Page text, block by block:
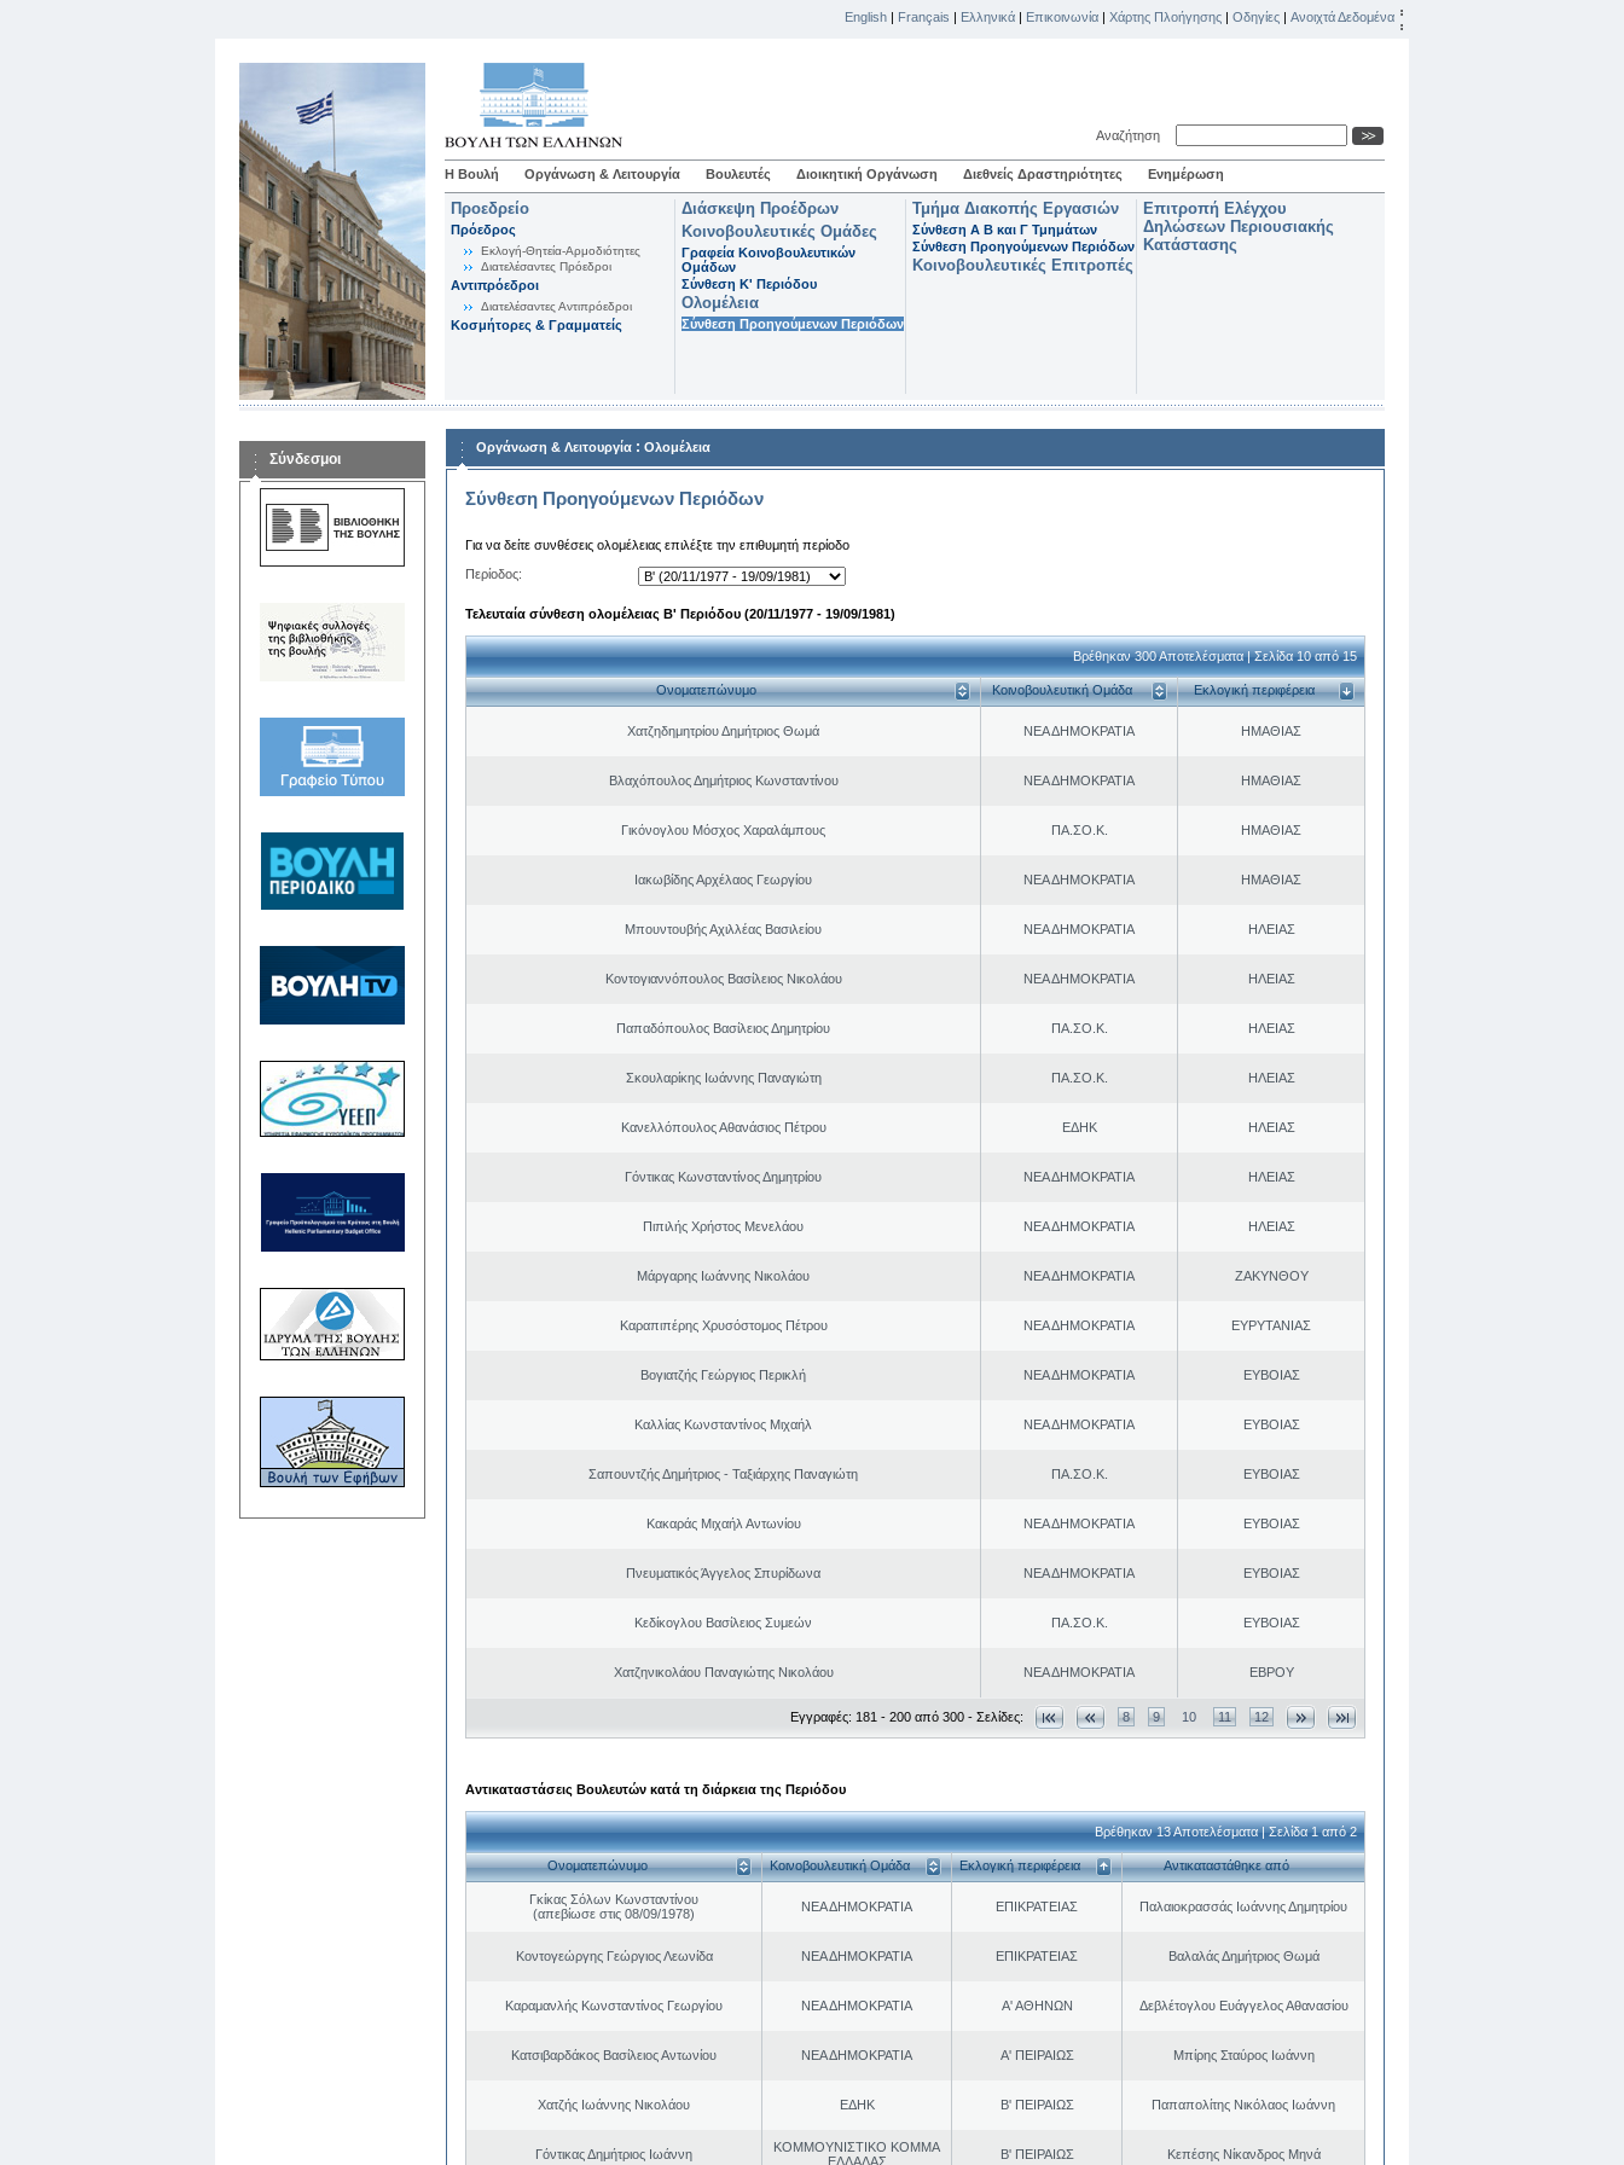
English | Français | Ελληνικά | Επικοινωνία | Χάρτης Πλοήγησης | Οδηγίες | Ανοιχτά Δεδομένα
Αναζήτηση
Η Βουλή Οργάνωση & Λειτουργία Βουλευτές Διοικητική Οργάνωση Διεθνείς Δραστηριότητες Ενημέρωση
Προεδρείο
Πρόεδρος
Εκλογή-Θητεία-Αρμοδιότητες
Διατελέσαντες Πρόεδροι
Αντιπρόεδροι
Διατελέσαντες Αντιπρόεδροι
Κοσμήτορες & Γραμματείς
Διάσκεψη Προέδρων
Κοινοβουλευτικές Ομάδες
Γραφεία Κοινοβουλευτικών
Ομάδων
Σύνθεση K' Περιόδου
Ολομέλεια
Σύνθεση Προηγούμενων Περιόδων
Τμήμα Διακοπής Εργασιών
Σύνθεση Α Β και Γ Τμημάτων
Σύνθεση Προηγούμενων Περιόδων
Κοινοβουλευτικές Επιτροπές
Επιτροπή Ελέγχου
Δηλώσεων Περιουσιακής
Κατάστασης
Σύνδεσμοι
Οργάνωση & Λειτουργία : Ολομέλεια
Σύνθεση Προηγούμενων Περιόδων
Για να δείτε συνθέσεις ολομέλειας επιλέξτε την επιθυμητή περίοδο
Περίοδος:
Τελευταία σύνθεση ολομέλειας Β' Περιόδου (20/11/1977 - 19/09/1981)
Βρέθηκαν 300 Αποτελέσματα | Σελίδα 10 από 15
Ονοματεπώνυμο Κοινοβουλευτική Ομάδα Εκλογική περιφέρεια
Χατζηδημητρίου Δημήτριος Θωμά ΝΕΑ ΔΗΜΟΚΡΑΤΙΑ ΗΜΑΘΙΑΣ
Βλαχόπουλος Δημήτριος Κωνσταντίνου ΝΕΑ ΔΗΜΟΚΡΑΤΙΑ ΗΜΑΘΙΑΣ
Γικόνογλου Μόσχος Χαραλάμπους ΠΑ.ΣΟ.Κ. ΗΜΑΘΙΑΣ
Ιακωβίδης Αρχέλαος Γεωργίου ΝΕΑ ΔΗΜΟΚΡΑΤΙΑ ΗΜΑΘΙΑΣ
Μπουντουβής Αχιλλέας Βασιλείου ΝΕΑ ΔΗΜΟΚΡΑΤΙΑ ΗΛΕΙΑΣ
Κοντογιαννόπουλος Βασίλειος Νικολάου ΝΕΑ ΔΗΜΟΚΡΑΤΙΑ ΗΛΕΙΑΣ
Παπαδόπουλος Βασίλειος Δημητρίου ΠΑ.ΣΟ.Κ. ΗΛΕΙΑΣ
Σκουλαρίκης Ιωάννης Παναγιώτη ΠΑ.ΣΟ.Κ. ΗΛΕΙΑΣ
Κανελλόπουλος Αθανάσιος Πέτρου ΕΔΗΚ ΗΛΕΙΑΣ
Γόντικας Κωνσταντίνος Δημητρίου ΝΕΑ ΔΗΜΟΚΡΑΤΙΑ ΗΛΕΙΑΣ
Πιπιλής Χρήστος Μενελάου ΝΕΑ ΔΗΜΟΚΡΑΤΙΑ ΗΛΕΙΑΣ
Μάργαρης Ιωάννης Νικολάου ΝΕΑ ΔΗΜΟΚΡΑΤΙΑ ΖΑΚΥΝΘΟΥ
Καραπιπέρης Χρυσόστομος Πέτρου ΝΕΑ ΔΗΜΟΚΡΑΤΙΑ ΕΥΡΥΤΑΝΙΑΣ
Βογιατζής Γεώργιος Περικλή ΝΕΑ ΔΗΜΟΚΡΑΤΙΑ ΕΥΒΟΙΑΣ
Καλλίας Κωνσταντίνος Μιχαήλ ΝΕΑ ΔΗΜΟΚΡΑΤΙΑ ΕΥΒΟΙΑΣ
Σαπουντζής Δημήτριος - Ταξιάρχης Παναγιώτη ΠΑ.ΣΟ.Κ. ΕΥΒΟΙΑΣ
Κακαράς Μιχαήλ Αντωνίου ΝΕΑ ΔΗΜΟΚΡΑΤΙΑ ΕΥΒΟΙΑΣ
Πνευματικός Άγγελος Σπυρίδωνα ΝΕΑ ΔΗΜΟΚΡΑΤΙΑ ΕΥΒΟΙΑΣ
Κεδίκογλου Βασίλειος Συμεών ΠΑ.ΣΟ.Κ. ΕΥΒΟΙΑΣ
Χατζηνικολάου Παναγιώτης Νικολάου ΝΕΑ ΔΗΜΟΚΡΑΤΙΑ ΕΒΡΟΥ
Εγγραφές: 181 - 200 από 300 - Σελίδες: 8 9 10 11 12
Αντικαταστάσεις Βουλευτών κατά τη διάρκεια της Περιόδου
Βρέθηκαν 13 Αποτελέσματα | Σελίδα 1 από 2
Ονοματεπώνυμο Κοινοβουλευτική Ομάδα Εκλογική περιφέρεια Αντικαταστάθηκε από
Γκίκας Σόλων Κωνσταντίνου
(απεβίωσε στις 08/09/1978)
ΝΕΑ ΔΗΜΟΚΡΑΤΙΑ ΕΠΙΚΡΑΤΕΙΑΣ Παλαιοκρασσάς Ιωάννης Δημητρίου
Κοντογεώργης Γεώργιος Λεωνίδα ΝΕΑ ΔΗΜΟΚΡΑΤΙΑ ΕΠΙΚΡΑΤΕΙΑΣ Βαλαλάς Δημήτριος Θωμά
Καραμανλής Κωνσταντίνος Γεωργίου ΝΕΑ ΔΗΜΟΚΡΑΤΙΑ Α' ΑΘΗΝΩΝ Δεβλέτογλου Ευάγγελος Αθανασίου
Κατσιβαρδάκος Βασίλειος Αντωνίου ΝΕΑ ΔΗΜΟΚΡΑΤΙΑ Α' ΠΕΙΡΑΙΩΣ Μπίρης Σταύρος Ιωάννη
Χατζής Ιωάννης Νικολάου ΕΔΗΚ Β' ΠΕΙΡΑΙΩΣ Παπαπολίτης Νικόλαος Ιωάννη
Γόντικας Δημήτριος Ιωάννη
ΚΟΜΜΟΥΝΙΣΤΙΚΟ ΚΟΜΜΑ
ΕΛΛΑΔΑΣ
Β' ΠΕΙΡΑΙΩΣ Κεπέσης Νίκανδρος Μηνά